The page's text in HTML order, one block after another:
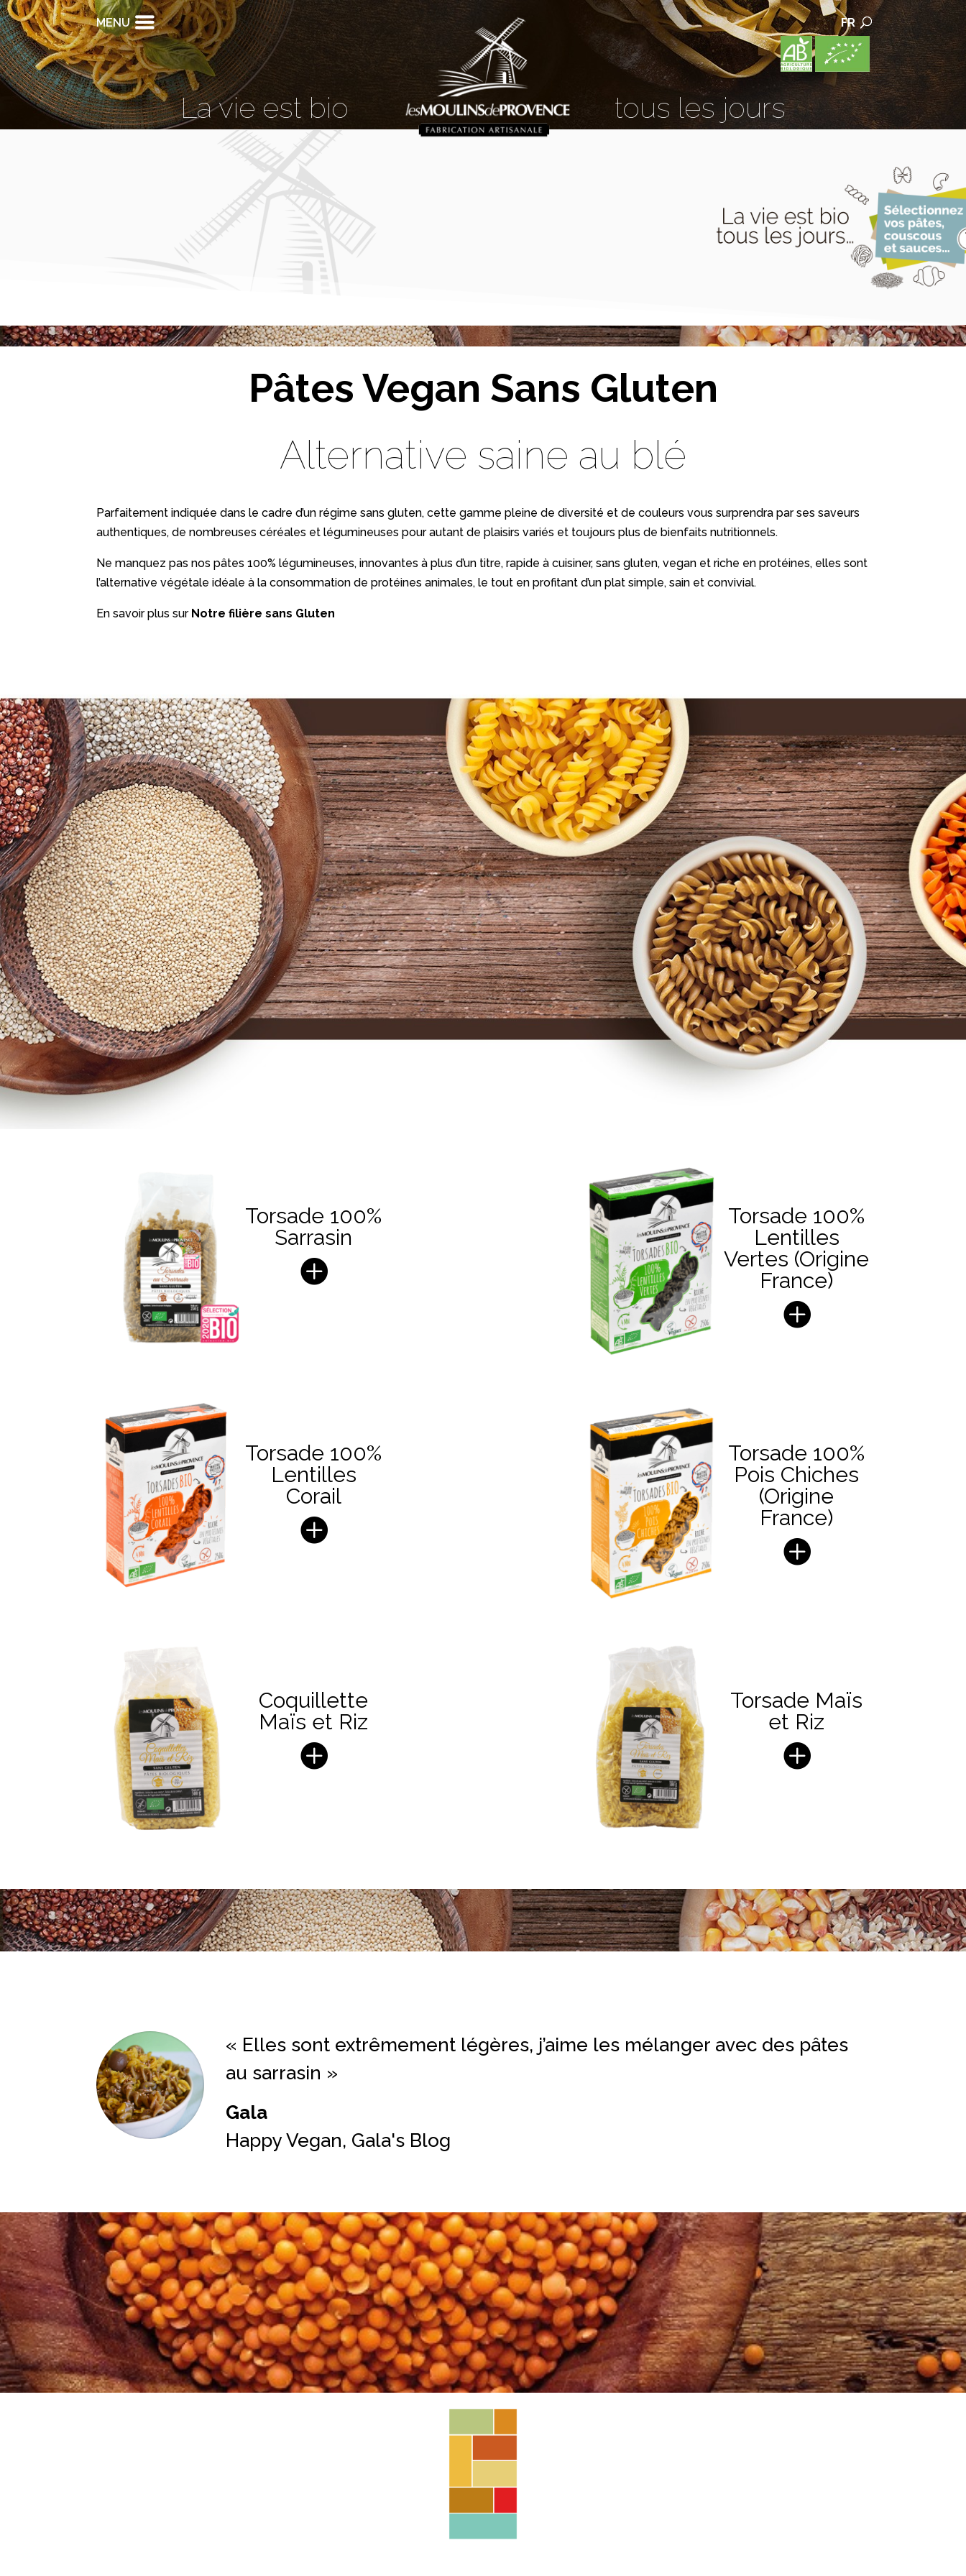
MENU FR
La vie est bio tous les jours
Pâtes Vegan Sans Gluten
Alternative saine au blé
Parfaitement indiquée dans le cadre d’un régime sans gluten, cette gamme pleine de diversité et de couleurs vous surprendra par ses saveurs
authentiques, de nombreuses céréales et légumineuses pour autant de plaisirs variés et toujours plus de bienfaits nutritionnels.
Ne manquez pas nos pâtes 100% légumineuses, innovantes à plus d’un titre, rapide à cuisiner, sans gluten, vegan et riche en protéines, elles sont
l’alternative végétale idéale à la consommation de protéines animales, le tout en profitant d’un plat simple, sain et convivial.
En savoir plus sur Notre filière sans Gluten
Torsade 100%
Sarrasin
Torsade 100%
Lentilles
Vertes (Origine
France)
Torsade 100%
Lentilles
Corail
Torsade 100%
Pois Chiches
(Origine
France)
Coquillette
Maïs et Riz
Torsade Maïs
et Riz
« Elles sont extrêmement légères, j’aime les mélanger avec des pâtes
au sarrasin »
Gala
Happy Vegan, Gala's Blog